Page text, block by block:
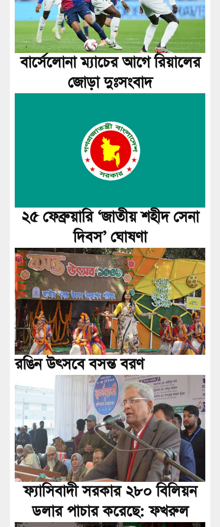
বার্সেলোনা ম্যাচের আগে রিয়ালের
জোড়া দুঃসংবাদ
২৫ ফেব্রুয়ারি ‘জাতীয় শহীদ সেনা
দিবস’ ঘোষণা
রঙিন উৎসবে বসন্ত বরণ
ফ্যাসিবাদী সরকার ২৮০ বিলিয়ন
ডলার পাচার করেছে: ফখরুল